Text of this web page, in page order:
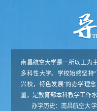
南昌航空大学是一所以工为
多科性大学。学校始终坚持
兴校，特色发展”的办学理
量，是教育部本科教学工作
办学历史：南昌航空大学